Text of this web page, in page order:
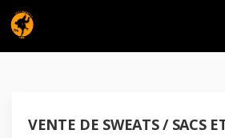
VENTE DE SWEATS / SACS